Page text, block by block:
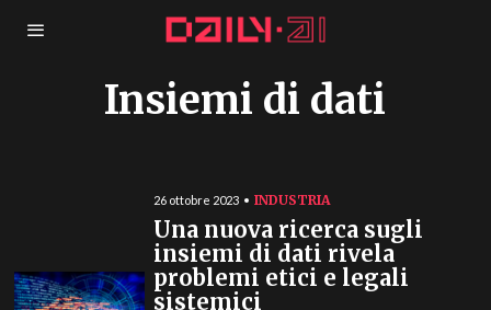
Insiemi di dati
26 ottobre 2023 INDUSTRIA
Una nuova ricerca sugli
insiemi di dati rivela
problemi etici e legali
sistemici